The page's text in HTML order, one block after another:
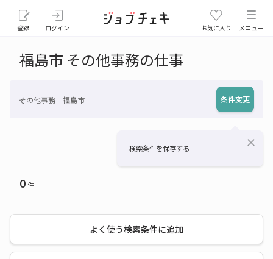
登録 ログイン お気に入り メニュー
福島市 その他事務の仕事
その他事務 福島市 条件変更
検索条件を保存する close
0件
よく使う検索条件に追加